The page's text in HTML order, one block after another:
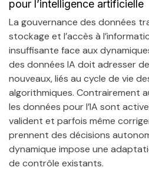
pour l’intelligence artificielle
La gouvernance des données
stockage et l’accès à
insuffisante face aux
des données IA doit adresser
nouveaux, liés au cycle de vie
algorithmiques. Contrairement
les données pour l’IA sont
valident et parfois même
prennent des décisions
dynamique impose une
de contrôle existants.